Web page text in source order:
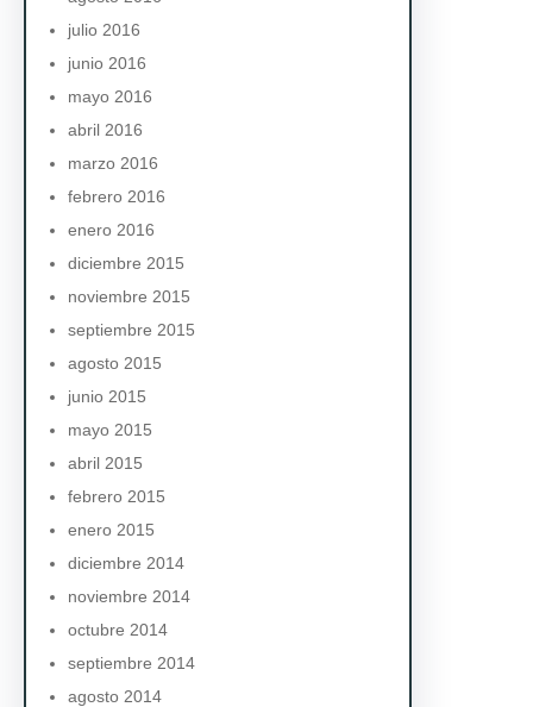
julio 2016
junio 2016
mayo 2016
abril 2016
marzo 2016
febrero 2016
enero 2016
diciembre 2015
noviembre 2015
septiembre 2015
agosto 2015
junio 2015
mayo 2015
abril 2015
febrero 2015
enero 2015
diciembre 2014
noviembre 2014
octubre 2014
septiembre 2014
agosto 2014